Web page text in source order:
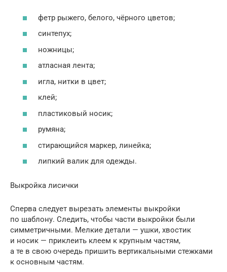
фетр рыжего, белого, чёрного цветов;
синтепух;
ножницы;
атласная лента;
игла, нитки в цвет;
клей;
пластиковый носик;
румяна;
стирающийся маркер, линейка;
липкий валик для одежды.
Выкройка лисички
Сперва следует вырезать элементы выкройки
по шаблону. Следить, чтобы части выкройки были
симметричными. Мелкие детали — ушки, хвостик
и носик — приклеить клеем к крупным частям,
а те в свою очередь пришить вертикальными стежками
к основным частям.